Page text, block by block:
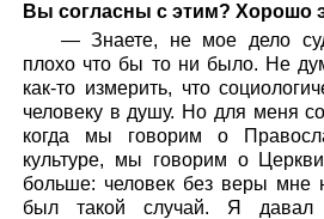
Вы согласны с этим? Хорошо
— Знаете, не мое дело
плохо что бы то ни было. Не
как-то измерить, что
человеку в душу. Но для меня
когда мы говорим о
культуре, мы говорим о
больше: человек без веры мне
был такой случай. Я давал